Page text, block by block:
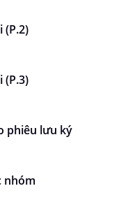
(P.2)
(P.3)
phiêu lưu ký
nhóm